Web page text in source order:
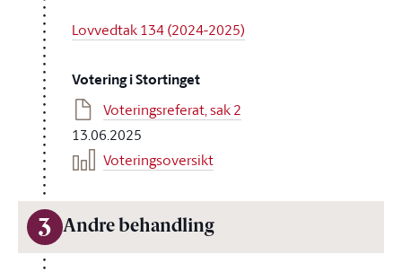
Lovvedtak 134 (2024-2025)
Votering i Stortinget
Voteringsreferat, sak 2
13.06.2025
Voteringsoversikt
3 Andre behandling